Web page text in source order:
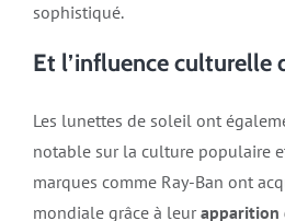
sophistiqué.
Et l’influence culturelle
Les lunettes de soleil ont
notable sur la culture populaire
marques comme Ray-Ban ont
mondiale grâce à leurapparition